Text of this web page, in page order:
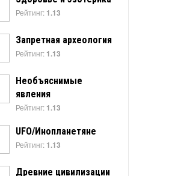
Рейтинг: 1.13
Запретная археология
Рейтинг: 1.13
Необъяснимые
явления
Рейтинг: 1.13
UFO/Инопланетяне
Рейтинг: 1.13
Древние цивилизации